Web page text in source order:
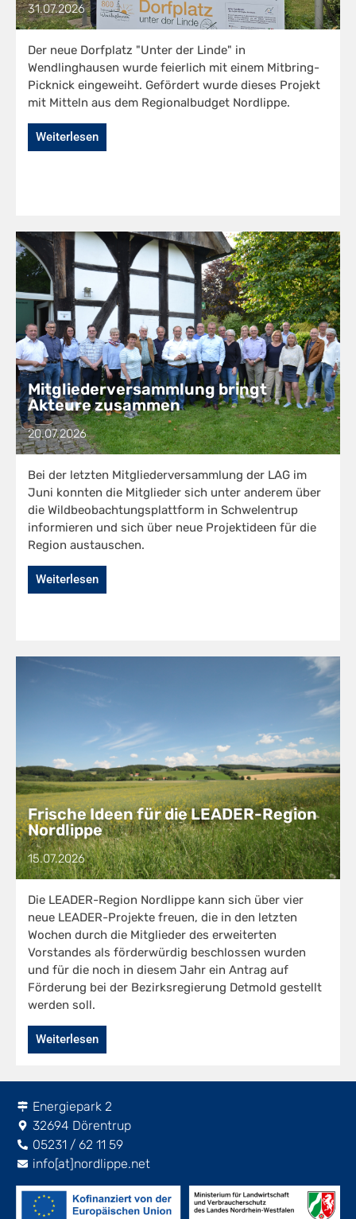
31.07.2026
Der neue Dorfplatz "Unter der Linde" in
Wendlinghausen wurde feierlich mit einem Mitbring-
Picknick eingeweiht. Gefördert wurde dieses Projekt
mit Mitteln aus dem Regionalbudget Nordlippe.
Weiterlesen
Mitgliederversammlung bringt
Akteure zusammen
20.07.2026
Bei der letzten Mitgliederversammlung der LAG im
Juni konnten die Mitglieder sich unter anderem über
die Wildbeobachtungsplattform in Schwelentrup
informieren und sich über neue Projektideen für die
Region austauschen.
Weiterlesen
Frische Ideen für die LEADER-Region
Nordlippe
15.07.2026
Die LEADER-Region Nordlippe kann sich über vier
neue LEADER-Projekte freuen, die in den letzten
Wochen durch die Mitglieder des erweiterten
Vorstandes als förderwürdig beschlossen wurden
und für die noch in diesem Jahr ein Antrag auf
Förderung bei der Bezirksregierung Detmold gestellt
werden soll.
Weiterlesen
Energiepark 2
32694 Dörentrup
05231 / 62 11 59
info[at]nordlippe.net